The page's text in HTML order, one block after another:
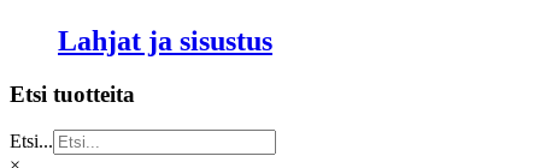
Lahjat ja sisustus
Etsi tuotteita
Etsi...